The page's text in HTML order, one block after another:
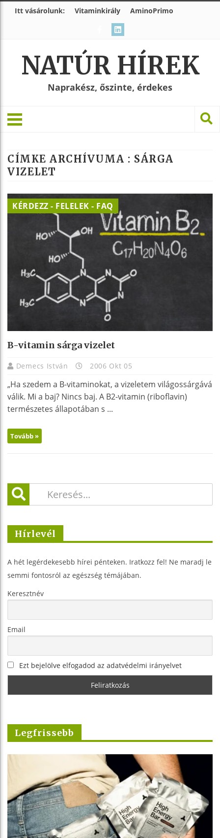
Itt vásárolunk: Vitaminkirály AminoPrimo
NATÚR HÍREK
Naprakész, őszinte, érdekes
CÍMKE ARCHÍVUMA : SÁRGA
VIZELET
KÉRDEZZ - FELELEK - FAQ
B-vitamin sárga vizelet
Demecs István 2006 Okt 05
„Ha szedem a B-vitaminokat, a vizeletem világossárgává
válik. Mi a baj? Nincs baj. A B2-vitamin (riboflavin)
természetes állapotában s ...
Tovább »
Hírlevél
A hét legérdekesebb hírei pénteken. Iratkozz fel! Ne maradj le
semmi fontosról az egészség témájában.
Keresztnév
Email
Ezt bejelölve elfogadod az adatvédelmi irányelvet
Legfrissebb